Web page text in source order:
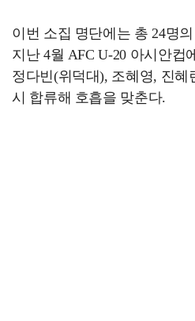
이번 소집 명단에는 총 24명
지난 4월 AFC U-20 아시안컵
정다빈(위덕대), 조혜영, 진혜
시 합류해 호흡을 맞춘다.